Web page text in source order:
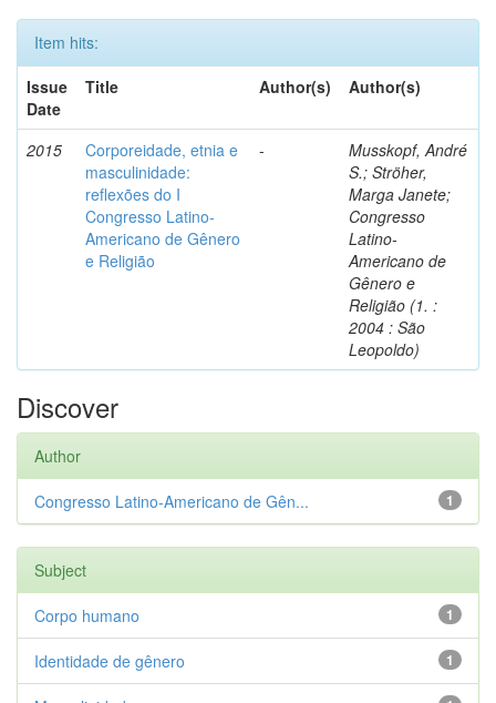
Item hits:
Issue
Date
Title Author(s) Author(s)
2015
Corporeidade, etnia e
masculinidade:
reflexões do I
Congresso Latino-
Americano de Gênero
e Religião
-
Musskopf, André
S.; Ströher,
Marga Janete;
Congresso
Latino-
Americano de
Gênero e
Religião (1. :
2004 : São
Leopoldo)
Discover
Author
1
Congresso Latino-Americano de Gên...
Subject
1
Corpo humano
1
Identidade de gênero